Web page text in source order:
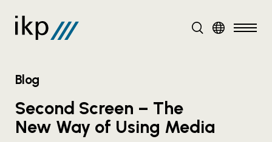
DE
Blog
Second Screen – The
New Way of Using Media